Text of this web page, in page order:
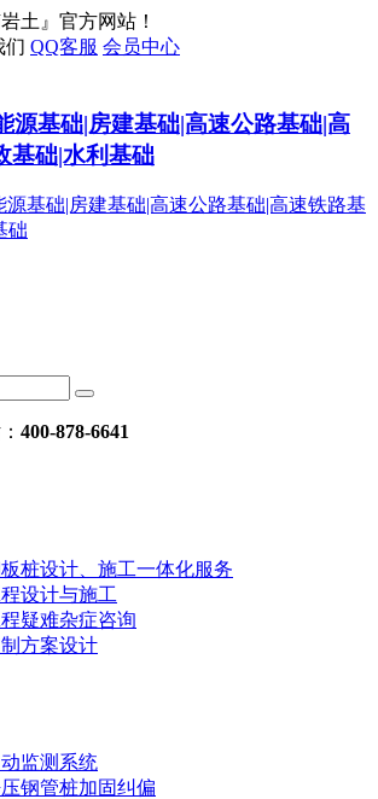
土』官方网站！
们 QQ客服 会员中心
源基础|房建基础|高速公路基础|高
基础|水利基础
400-878-6641
桩设计、施工一体化服务
设计与施工
疑难杂症咨询
方案设计
监测系统
钢管桩加固纠偏